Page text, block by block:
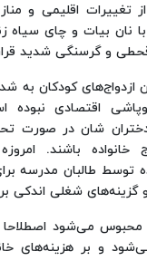
تغییرات اقلیمی و
با نان بیات و چای
و گرسنگی شدید
ازدواج‌های کودکان به
اقتصادی نبوده
دختران شان در صورت
باشند.
توسط طالبان مدرسه
شغلی اندکی
محبوس می‌شود اصطلاحا
و بر هزینه‌های